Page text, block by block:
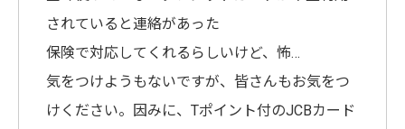
されていると連絡があった
保険で対応してくれるらしいけど、怖…
気をつけようもないですが、皆さんもお気をつ
けください。因みに、Tポイント付のJCBカード